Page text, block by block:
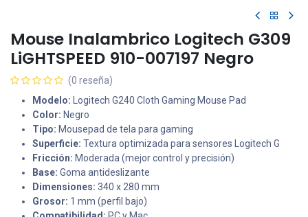
Mouse Inalambrico Logitech G309
LiGHTSPEED 910-007197 Negro
(0 reseña)
Modelo: Logitech G240 Cloth Gaming Mouse Pad
Color: Negro
Tipo: Mousepad de tela para gaming
Superficie: Textura optimizada para sensores Logitech G
Fricción: Moderada (mejor control y precisión)
Base: Goma antideslizante
Dimensiones: 340 x 280 mm
Grosor: 1 mm (perfil bajo)